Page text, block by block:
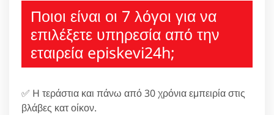
Ποιοι είναι οι 7 λόγοι για να
επιλέξετε υπηρεσία από την
εταιρεία episkevi24h;
✅ H τεράστια και πάνω από 30 χρόνια εμπειρία στις
βλάβες κατ οίκον.